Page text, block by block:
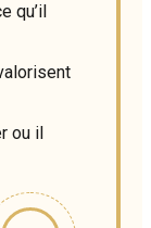
qu’il
ou il